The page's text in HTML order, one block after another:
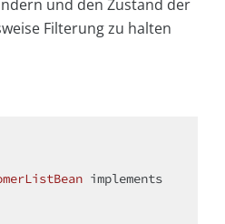
und den Zustand der
Filterung zu halten
implements